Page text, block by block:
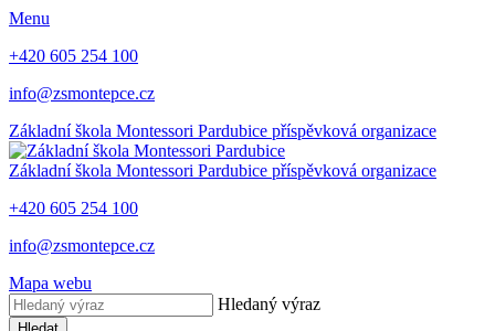
Menu
+420 605 254 100
info@zsmontepce.cz
Základní škola Montessori Pardubice příspěvková organizace
Základní škola Montessori Pardubice příspěvková organizace
+420 605 254 100
info@zsmontepce.cz
Mapa webu
Hledaný výraz